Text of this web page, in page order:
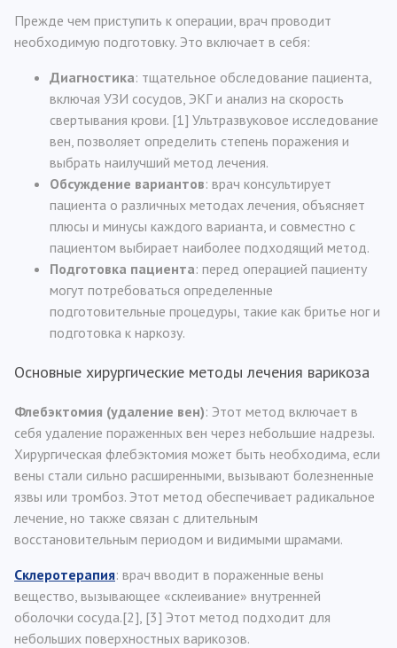
Прежде чем приступить к операции, врач проводит
необходимую подготовку. Это включает в себя:
Диагностика: тщательное обследование пациента,
включая УЗИ сосудов, ЭКГ и анализ на скорость
свертывания крови. [1] Ультразвуковое исследование
вен, позволяет определить степень поражения и
выбрать наилучший метод лечения.
Обсуждение вариантов: врач консультирует
пациента о различных методах лечения, объясняет
плюсы и минусы каждого варианта, и совместно с
пациентом выбирает наиболее подходящий метод.
Подготовка пациента: перед операцией пациенту
могут потребоваться определенные
подготовительные процедуры, такие как бритье ног и
подготовка к наркозу.
Основные хирургические методы лечения варикоза
Флебэктомия (удаление вен): Этот метод включает в
себя удаление пораженных вен через небольшие надрезы.
Хирургическая флебэктомия может быть необходима, если
вены стали сильно расширенными, вызывают болезненные
язвы или тромбоз. Этот метод обеспечивает радикальное
лечение, но также связан с длительным
восстановительным периодом и видимыми шрамами.
Склеротерапия: врач вводит в пораженные вены
вещество, вызывающее «склеивание» внутренней
оболочки сосуда.[2], [3] Этот метод подходит для
небольших поверхностных варикозов.